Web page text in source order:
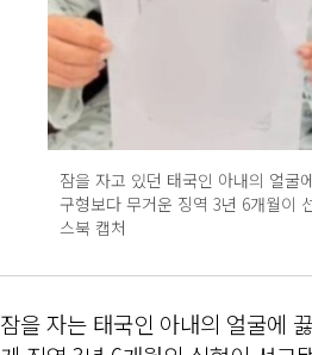
잠을 자고 있던 태국인 아내의 얼굴
구형보다 무거운 징역 3년 6개월이
스북 캡처
잠을 자는 태국인 아내의 얼굴에